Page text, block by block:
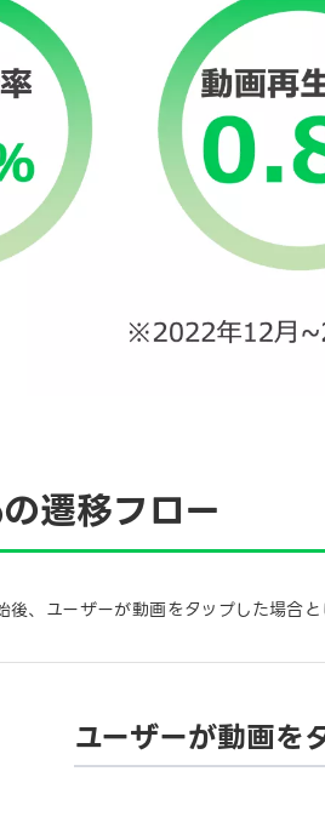
移フロー
ユーザーが動画をタップした場合と
ユーザーが動画を